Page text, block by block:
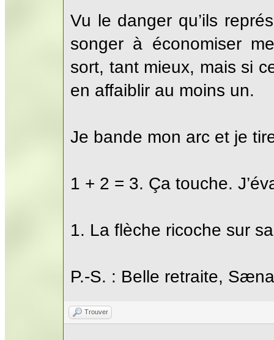
Vu le danger qu’ils
songer à économiser
sort, tant mieux, mais si
en affaiblir au moins un.
Je bande mon arc et je
1 + 2 = 3. Ça touche.
1. La flèche ricoche sur
P.‑S. : Belle retraite,
Trouver